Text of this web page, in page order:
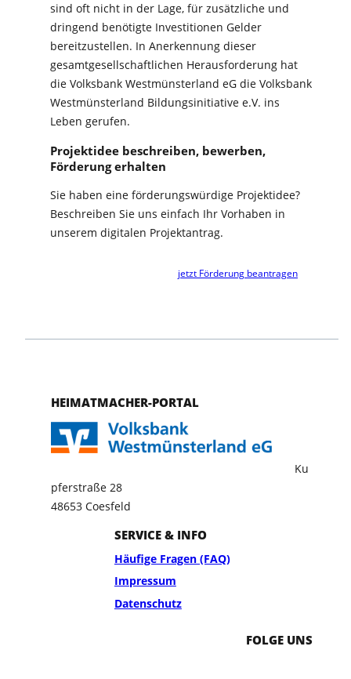
sind oft nicht in der Lage, für zusätzliche und
dringend benötigte Investitionen Gelder
bereitzustellen. In Anerkennung dieser
gesamtgesellschaftlichen Herausforderung hat
die Volksbank Westmünsterland eG die Volksbank
Westmünsterland Bildungsinitiative e.V. ins
Leben gerufen.
Projektidee beschreiben, bewerben,
Förderung erhalten
Sie haben eine förderungswürdige Projektidee?
Beschreiben Sie uns einfach Ihr Vorhaben in
unserem digitalen Projektantrag.
jetzt Förderung beantragen
HEIMATMACHER-PORTAL
Ku
pferstraße 28
48653 Coesfeld
SERVICE & INFO
Häufige Fragen (FAQ)
Impressum
Datenschutz
FOLGE UNS